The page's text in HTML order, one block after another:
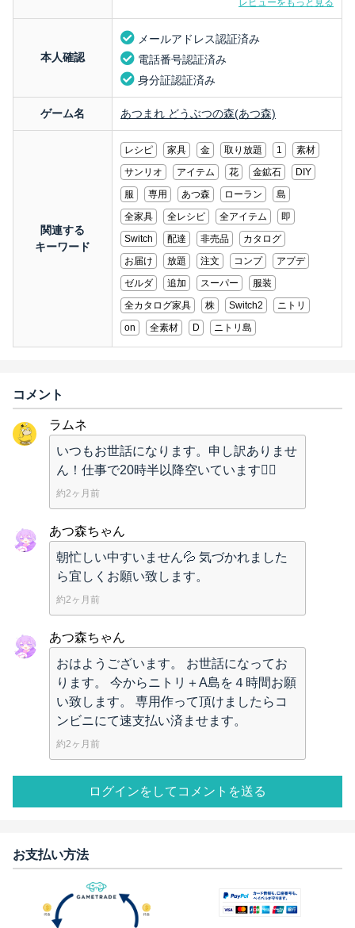
レビューをもっと見る
本人確認
メールアドレス認証済み
電話番号認証済み
身分証認証済み
ゲーム名 あつまれ どうぶつの森(あつ森)
関連する
キーワード
レシピ 家具 金 取り放題 1
素材
サンリオ
アイテム 花 金鉱石
DIY
服
専用 あつ森 ローラン
島
全家具
全レシピ 全アイテム
即
Switch
配達 非売品
カタログ
お届け
放題 注文 コンプ
アプデ
ゼルダ
追加 スーパー
服装
全カタログ家具
株 Switch2
ニトリ
on
全素材 D ニトリ島
コメント
ラムネ
いつもお世話になります。申し訳ありませ
ん！仕事で20時半以降空いています🙇‍♂️
約2ヶ月前
あつ森ちゃん
朝忙しい中すいません💦 気づかれました
ら宜しくお願い致します。
約2ヶ月前
あつ森ちゃん
おはようございます。 お世話になってお
ります。 今からニトリ＋A島を４時間お願
い致します。 専用作って頂けましたらコ
ンビニにて速支払い済ませます。
約2ヶ月前
ログインをしてコメントを送る
お支払い方法